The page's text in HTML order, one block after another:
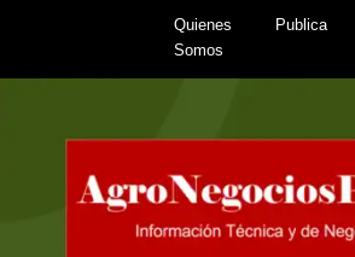
content
Quienes
Somos
Publica